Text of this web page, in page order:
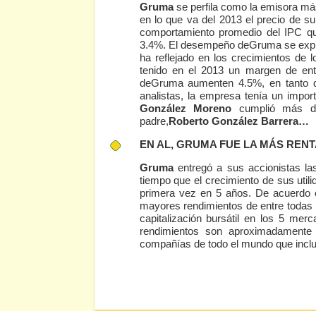
Grumase perfila como la emisora
en lo que va del 2013 el precio de
comportamiento promedio del IPC
3.4%. El desempeño deGruma se
ha reflejado en los crecimientos de
tenido en el 2013 un margen de
deGruma aumenten 4.5%, en
analistas, la empresa tenía un
González Moreno cumplió más
padre,Roberto González Barrera…
EN AL, GRUMA FUE LA MÁS
Gruma entregó a sus accionistas
tiempo que el crecimiento de sus
primera vez en 5 años. De
mayores rendimientos de entre
capitalización bursátil en los 5
rendimientos son
compañías de todo el mundo que